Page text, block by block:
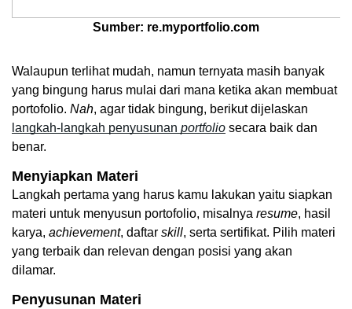
Sumber: re.myportfolio.com
Walaupun terlihat mudah, namun ternyata masih banyak
yang bingung harus mulai dari mana ketika akan membuat
portofolio. Nah
langkah-langkah penyusunan portfolio secara baik dan
benar.
Menyiapkan Materi
Langkah pertama yang harus kamu lakukan yaitu siapkan
materi untuk menyusun portofolio, misalnya resume, hasil
karya, achievement, daftar skill, serta sertifikat. Pilih materi
yang terbaik dan relevan dengan posisi yang akan
dilamar.
Penyusunan Materi